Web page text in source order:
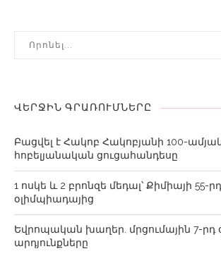
ՎԵՐՋԻՆ ԳՐԱՌՈՒՄՆԵՐԸ
Բացվել է Հակոբ Հակոբյանի 100-
հոբելյանական ցուցահանդեսը
1 ոսկե և 2 բրոնզե մեդալ՝ Քիմիայի 55-
օլիմպիադայից
Եվրոպական խաղեր. մրցումային 7-րդ
արդյունքները